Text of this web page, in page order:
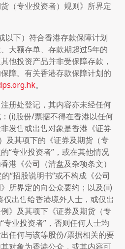
（专业投资者）规则》所界定
以下）符合香港存款保障计划
大额存单、存款期超过5年的
他投资产品并非受保障存款，
障。有关香港存款保障计划的
。
册处登记，其内容亦未经任何
(i)股份/票据不得在香港以任何
发售或出售对象是香港《证券
及其项下的《证券及期货（专
“专业投资者”，或在其他情况
港《公司（清盘及杂项条文）
“招股说明书”或不构成《公司
所界定的向公众要约；以及(ii)
出售给香港境外人士，或仅出
》及其项下《证券及期货（专
专业投资者”，否则任何人士均
任何与该等股份/票据相关的要
对象为香港公众，或其内容可